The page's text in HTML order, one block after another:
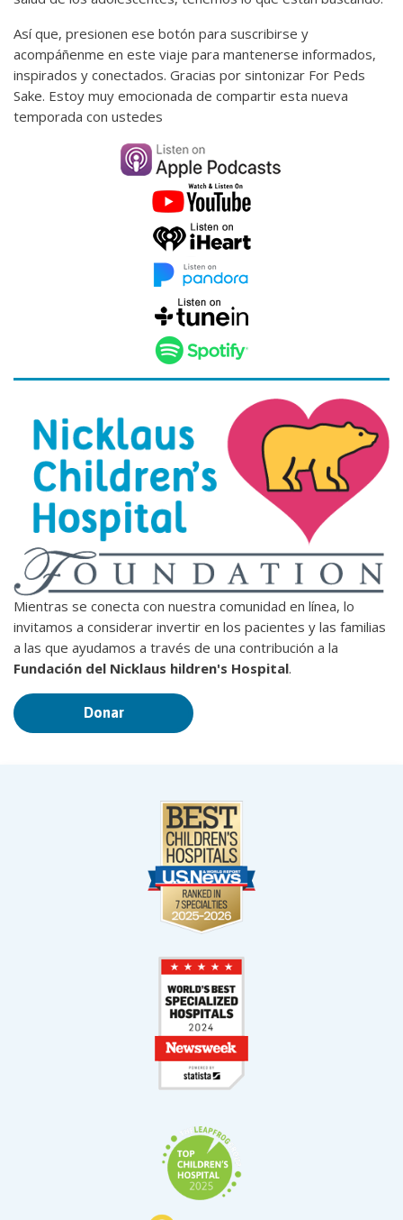
Así que, presionen ese botón para suscribirse y
acompáñenme en este viaje para mantenerse informados,
inspirados y conectados. Gracias por sintonizar For Peds
Sake. Estoy muy emocionada de compartir esta nueva
temporada con ustedes
Mientras se conecta con nuestra comunidad en línea, lo
invitamos a considerar invertir en los pacientes y las familias
a las que ayudamos a través de una contribución a la
Fundación del Nicklaus hildren's Hospital.
Donar